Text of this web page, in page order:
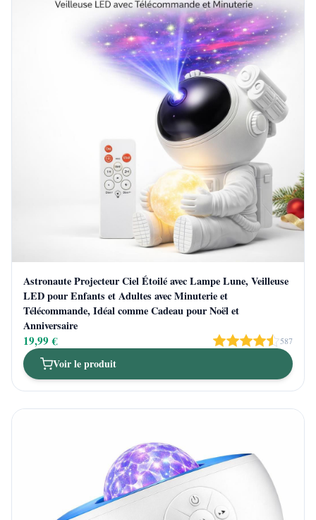
Astronaute Projecteur Ciel Étoilé avec Lampe Lune, Veilleuse
LED pour Enfants et Adultes avec Minuterie et
Télécommande, Idéal comme Cadeau pour Noël et
Anniversaire
19,99 € 587
Voir le produit